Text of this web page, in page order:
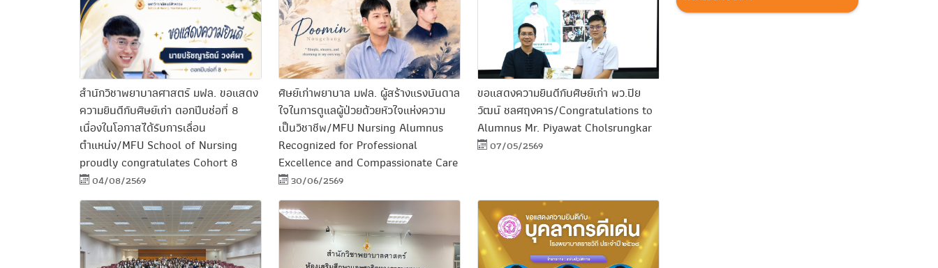
สำนักวิชาพยาบาลศาสตร์ มฟล. ขอแสดง
ความยินดีกับศิษย์เก่า ดอกปีบช่อที่ 8
เนื่องในโอกาสได้รับการเลื่อน
ตำแหน่ง/MFU School of Nursing
proudly congratulates Cohort 8
04/08/2569
ศิษย์เก่าพยาบาล มฟล. ผู้สร้างแรงบันดาล
ใจในการดูแลผู้ป่วยด้วยหัวใจแห่งความ
เป็นวิชาชีพ/MFU Nursing Alumnus
Recognized for Professional
Excellence and Compassionate Care
30/06/2569
ขอแสดงความยินดีกับศิษย์เก่า พว.ปิย
วัฒน์ ชลศฤงคาร/Congratulations to
Alumnus Mr. Piyawat Cholsrungkar
07/05/2569